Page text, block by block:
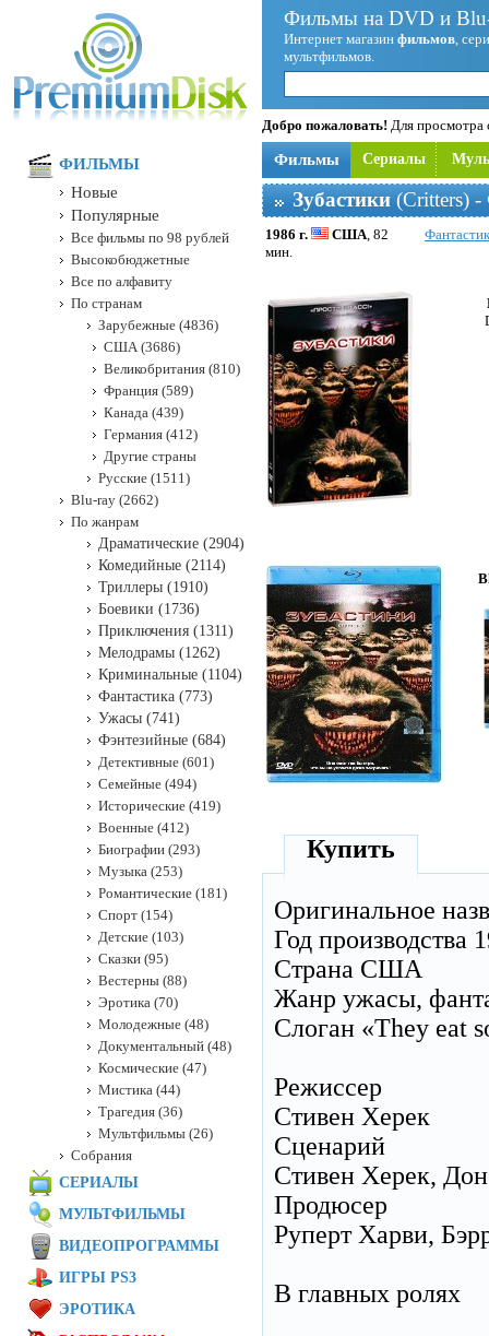
Фильмы на DVD и
Интернет магазин фильмов,
мультфильмов.
Добро пожаловать! Для просмотра
Фильмы Сериалы
Зубастики (Critters)
1986 г. США, 82
мин.
Купить
Оригинальное
Год производства
Страна США
Жанр ужасы,
Слоган «They eat
Режиссер
Стивен Херек
Сценарий
Стивен Херек,
Продюсер
Руперт Харви,
В главных ролях
ФИЛЬМЫ
Новые
Популярные
Все фильмы по 98 рублей
Высокобюджетные
Все по алфавиту
По странам
Зарубежные (4836)
США (3686)
Великобритания (810)
Франция (589)
Канада (439)
Германия (412)
Другие страны
Русские (1511)
Blu-ray (2662)
По жанрам
Драматические (2904)
Комедийные (2114)
Триллеры (1910)
Боевики (1736)
Приключения (1311)
Мелодрамы (1262)
Криминальные (1104)
Фантастика (773)
Ужасы (741)
Фэнтезийные (684)
Детективные (601)
Семейные (494)
Исторические (419)
Военные (412)
Биографии (293)
Музыка (253)
Романтические (181)
Спорт (154)
Детские (103)
Сказки (95)
Вестерны (88)
Эротика (70)
Молодежные (48)
Документальный (48)
Космические (47)
Мистика (44)
Трагедия (36)
Мультфильмы (26)
Собрания
СЕРИАЛЫ
МУЛЬТФИЛЬМЫ
ВИДЕОПРОГРАММЫ
ИГРЫ PS3
ЭРОТИКА